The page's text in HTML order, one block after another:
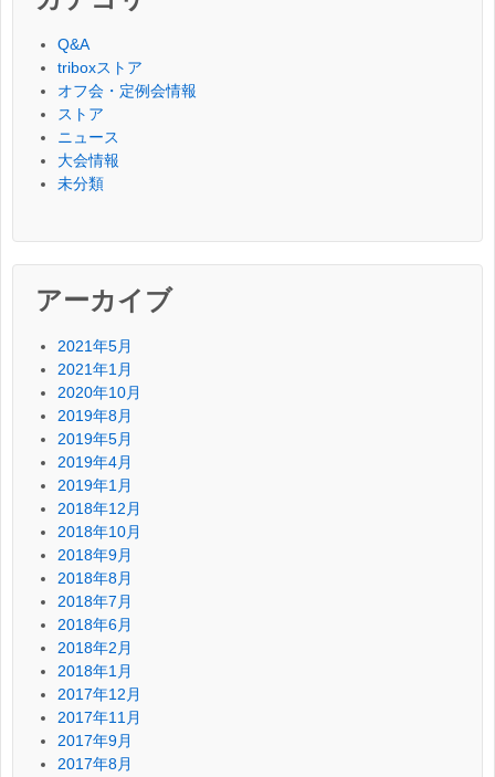
Q&A
triboxストア
オフ会・定例会情報
ストア
ニュース
大会情報
未分類
アーカイブ
2021年5月
2021年1月
2020年10月
2019年8月
2019年5月
2019年4月
2019年1月
2018年12月
2018年10月
2018年9月
2018年8月
2018年7月
2018年6月
2018年2月
2018年1月
2017年12月
2017年11月
2017年9月
2017年8月